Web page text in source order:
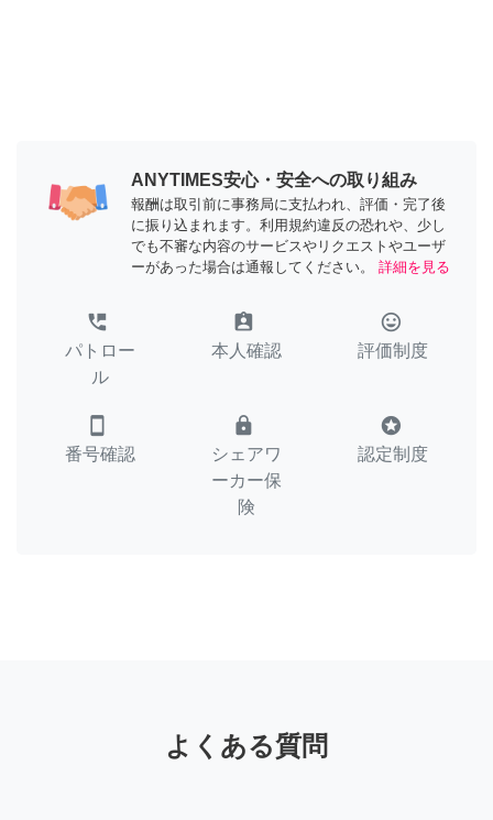
ANYTIMES安心・安全への取り組み
報酬は取引前に事務局に支払われ、評価・完了後
に振り込まれます。利用規約違反の恐れや、少し
でも不審な内容のサービスやリクエストやユーザ
ーがあった場合は通報してください。
詳細を見る
perm_phone_msg
パトロー
ル
assignment_ind
本人確認
tag_faces
評価制度
smartphone
番号確認
lock
シェアワ
ーカー保
険
stars
認定制度
よくある質問